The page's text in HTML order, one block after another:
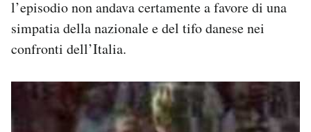
l’episodio non andava certamente a favore di una
simpatia della nazionale e del tifo danese nei
confronti dell’Italia.